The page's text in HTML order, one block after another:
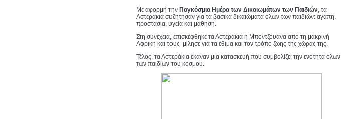
Με αφορμή την Παγκόσμια Ημέρα των Δικαιωμάτων των Παιδιών, τα
Αστεράκια συζήτησαν για τα βασικά δικαιώματα όλων των παιδιών: αγάπη,
προστασία, υγεία και μάθηση.
Στη συνέχεια, επισκέφθηκε τα Αστεράκια η Μποντζουάνα από τη μακρινή
Αφρική και τους μίλησε για τα έθιμα και τον τρόπο ζωης της χώρας της.
Τέλος, τα Αστεράκια έκαναν μια κατασκευή που συμβολίζει την ενότητα όλων
των παιδιών του κόσμου.